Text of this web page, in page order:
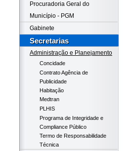
Procuradoria Geral do
Município - PGM
Gabinete
Secretarias
Administração e Planejamento
Concidade
Contrato Agência de
Publicidade
Habitação
Medtran
PLHIS
Programa de Integridade e
Compliance Público
Termo de Responsabilidade
Técnica